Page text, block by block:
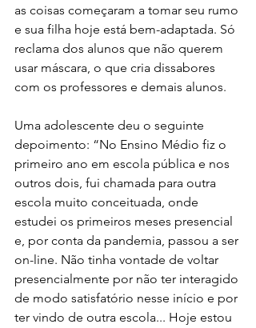
as coisas começaram a tomar seu rumo
e sua filha hoje está bem-adaptada. Só
reclama dos alunos que não querem
usar máscara, o que cria dissabores
com os professores e demais alunos.
Uma adolescente deu o seguinte
depoimento: “No Ensino Médio fiz o
primeiro ano em escola pública e nos
outros dois, fui chamada para outra
escola muito conceituada, onde
estudei os primeiros meses presencial
e, por conta da pandemia, passou a ser
on-line. Não tinha vontade de voltar
presencialmente por não ter interagido
de modo satisfatório nesse início e por
ter vindo de outra escola... Hoje estou